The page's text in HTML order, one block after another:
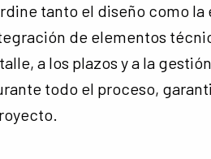
tanto el diseño como la
de elementos
a los plazos y a la
todo el proceso,